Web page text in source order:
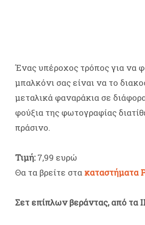
Ένας υπέροχος τρόπος για να
μπαλκόνι σας είναι να το
μεταλικά φαναράκια σε
φούξια της φωτογραφίας
πράσινο.
Τιμή:7,99 ευρώ
Θα τα βρείτε στα καταστήματα
Σετ επίπλων βεράντας, από τα